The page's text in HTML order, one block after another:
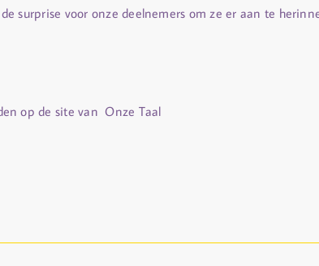
surprise voor onze deelnemers om ze er aan te
op de site van Onze Taal